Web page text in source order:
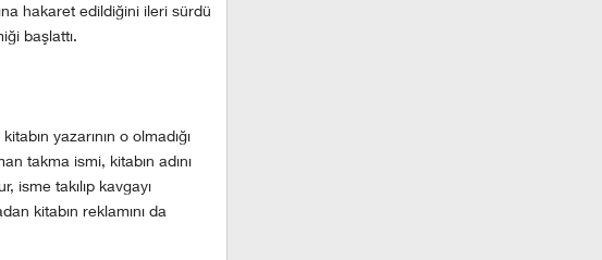
hakaret edildiğini ileri sürdü
başlattı.
yazarının o olmadığı
takma ismi, kitabın adını
isme takılıp kavgayı
kitabın reklamını da